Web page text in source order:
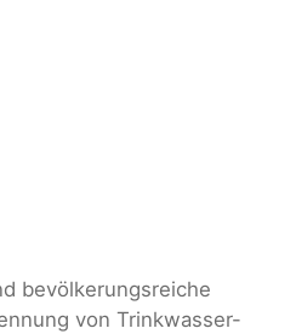
bevölkerungsreiche
von Trinkwasser-